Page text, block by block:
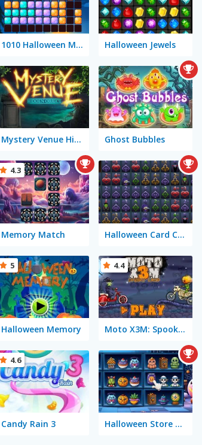
1010 Halloween Mobile Halloween Jewels
Mystery Venue Hidden Object Ghost Bubbles
Memory Match
4.3
Halloween Card Connect
Halloween Memory
5
Moto X3M: Spooky Land
4.4
Candy Rain 3
4.6
Halloween Store Sort